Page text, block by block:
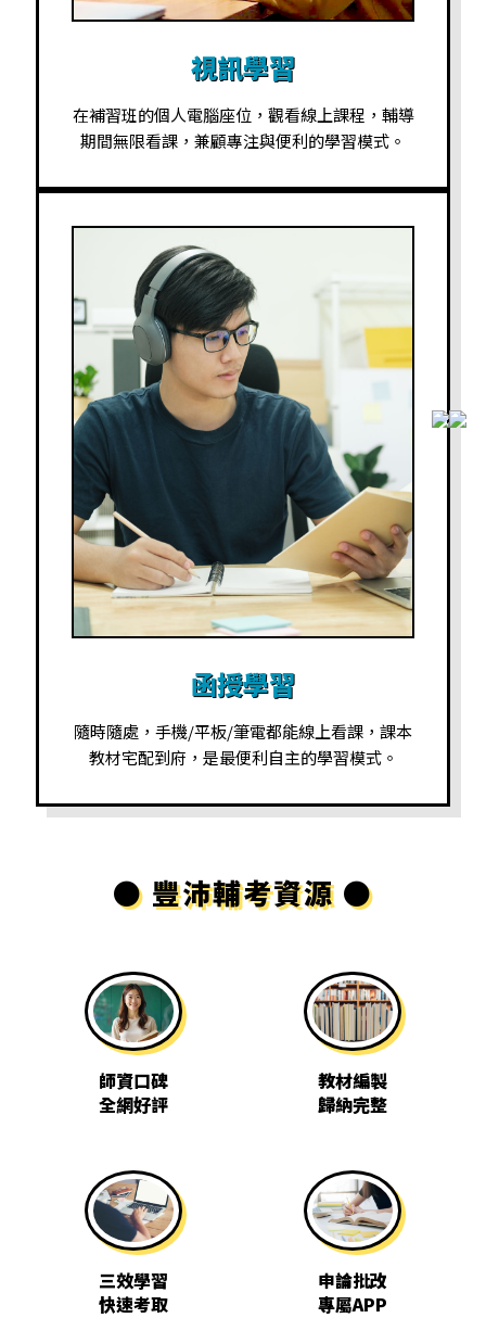
視訊學習
在補習班的個人電腦座位，觀看線上課程，輔導
期間無限看課，兼顧專注與便利的學習模式。
函授學習
隨時隨處，手機/平板/筆電都能線上看課，課本
教材宅配到府，是最便利自主的學習模式。
● 豐沛輔考資源 ●
師資口碑
全網好評
教材編製
歸納完整
三效學習
快速考取
申論批改
專屬APP